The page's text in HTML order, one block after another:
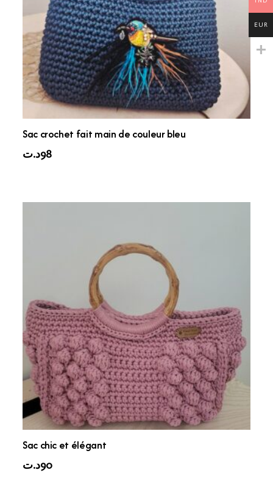
Sac crochet fait main de couleur bleu
98د.ت
Sac chic et élégant
90د.ت
EUR